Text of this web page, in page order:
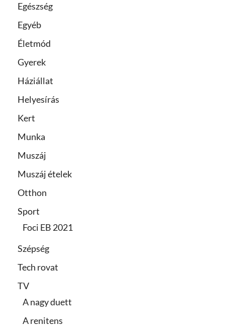
Egészség
Egyéb
Életmód
Gyerek
Háziállat
Helyesírás
Kert
Munka
Muszáj
Muszáj ételek
Otthon
Sport
Foci EB 2021
Szépség
Tech rovat
TV
A nagy duett
A renitens